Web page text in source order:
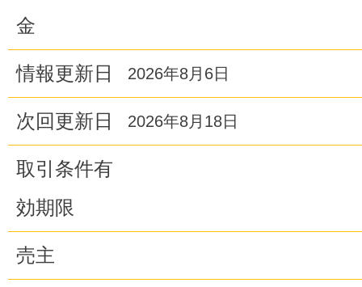
金
情報更新日 2026年8月6日
次回更新日 2026年8月18日
取引条件有
効期限
売主